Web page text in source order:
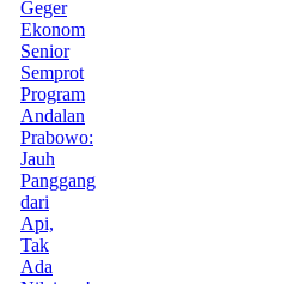
Geger
Ekonom
Senior
Semprot
Program
Andalan
Prabowo:
Jauh
Panggang
dari
Api,
Tak
Ada